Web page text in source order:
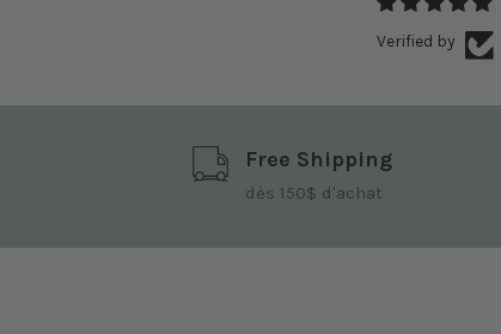
Verified by
Free Shipping
dès 150$ d'achat